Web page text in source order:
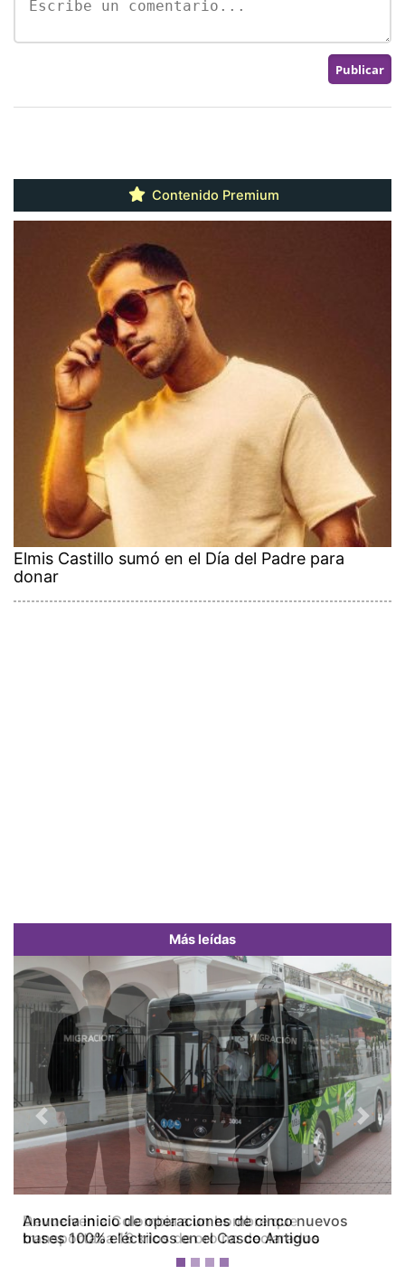
Contenido Premium
Elmis Castillo sumó en el Día del Padre para
donar
Más leídas
Devuelven a Colombia a un hombre que
transportaba 16 kilos de oro no declarados
Previous Next